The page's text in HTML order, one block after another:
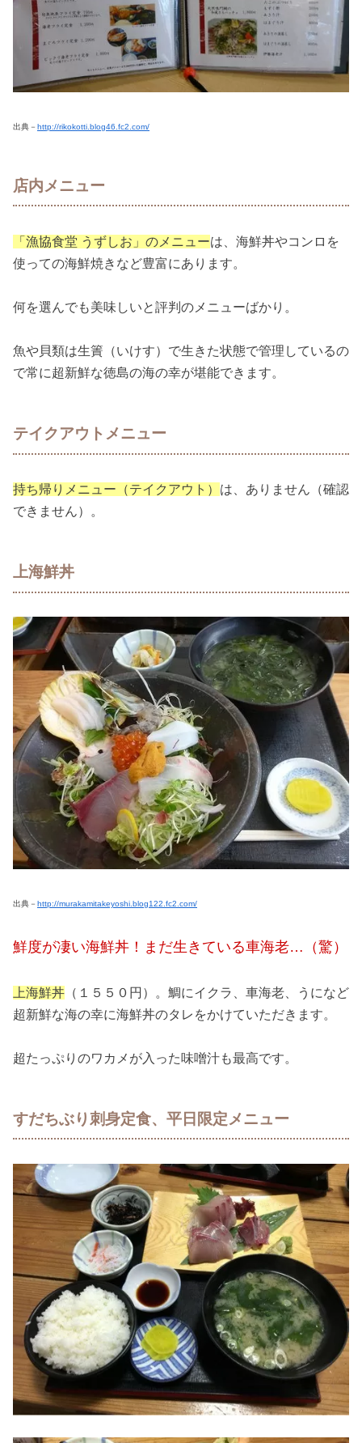
出典－ http://rikokotti.blog46.fc2.com/
店内メニュー
「漁協食堂 うずしお」のメニューは、海鮮丼やコンロを
使っての海鮮焼きなど豊富にあります。
何を選んでも美味しいと評判のメニューばかり。
魚や貝類は生簀（いけす）で生きた状態で管理しているの
で常に超新鮮な徳島の海の幸が堪能できます。
テイクアウトメニュー
持ち帰りメニュー（テイクアウト） は、ありません（確認
できません）。
上海鮮丼
出典－ http://murakamitakeyoshi.blog122.fc2.com/
鮮度が凄い海鮮丼！まだ生きている車海老…（驚）
上海鮮丼 （１５５０円）。鯛にイクラ、車海老、うになど
超新鮮な海の幸に海鮮丼のタレをかけていただきます。
超たっぷりのワカメが入った味噌汁も最高です。
すだちぶり刺身定食、平日限定メニュー